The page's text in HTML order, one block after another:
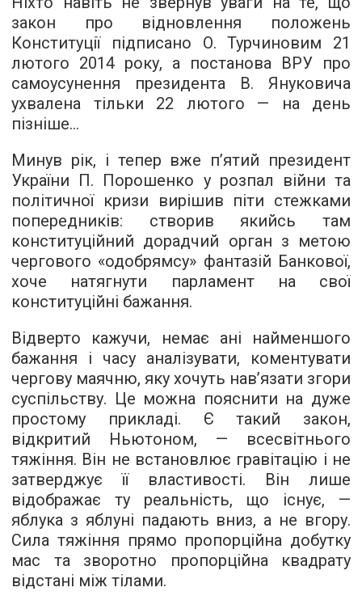
закон про відновлення положень
Конституції підписано О. Турчиновим 21
лютого 2014 року, а постанова ВРУ про
самоусунення президента В. Януковича
ухвалена тільки 22 лютого — на день
пізніше…
Минув рік, і тепер вже п’ятий президент
України П. Порошенко у розпал війни та
політичної кризи вирішив піти стежками
попередників: створив якийсь там
конституційний дорадчий орган з метою
чергового «одобрямсу» фантазій Банкової,
хоче натягнути парламент на свої
конституційні бажання.
Відверто кажучи, немає ані найменшого
бажання і часу аналізувати, коментувати
чергову маячню, яку хочуть нав’язати згори
суспільству. Це можна пояснити на дуже
простому прикладі. Є такий закон,
відкритий Ньютоном, — всесвітнього
тяжіння. Він не встановлює гравітацію і не
затверджує її властивості. Він лише
відображає ту реальність, що існує, —
яблука з яблуні падають вниз, а не вгору.
Сила тяжіння прямо пропорційна добутку
мас та зворотно пропорційна квадрату
відстані між тілами.